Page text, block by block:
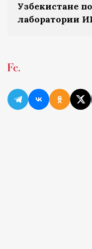
Узбекистане
лаборатории